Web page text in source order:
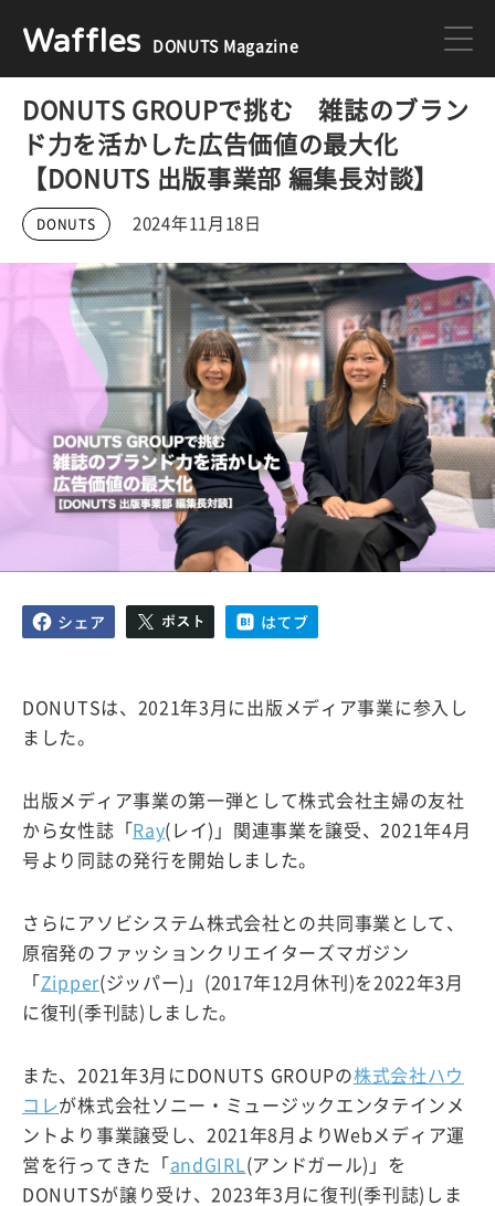
Waffles DONUTS Magazine
DONUTS ジョブカン
ミクチャ ゲーム
イベント
DONUTSの採用情報はこちら
DONUTS GROUPで挑む 雑誌のブラン
ド力を活かした広告価値の最大化
【DONUTS 出版事業部 編集長対談】
DONUTS 2024年11月18日
DONUTSは、2021年3月に出版メディア事業に参入し
ました。
出版メディア事業の第一弾として株式会社主婦の友社
から女性誌「 Ray(レイ)」関連事業を譲受、2021年4月
号より同誌の発行を開始しました。
さらにアソビシステム株式会社との共同事業として、
原宿発のファッションクリエイターズマガジン
「 Zipper(ジッパー)」(2017年12月休刊)を2022年3月
に復刊(季刊誌)しました。
また、2021年3月にDONUTS GROUPの株式会社ハウ
コレが株式会社ソニー・ミュージックエンタテインメ
ントより事業譲受し、2021年8月よりWebメディア運
営を行ってきた「 andGIRL (アンドガール)」を
DONUTSが譲り受け、2023年3月に復刊(季刊誌)しま